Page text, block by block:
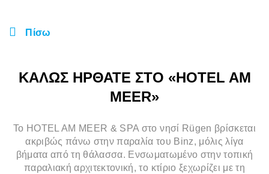
Πίσω
ΚΑΛΩΣ ΗΡΘΑΤΕ ΣΤΟ «HOTEL AM
MEER»
Το HOTEL AM MEER & SPA στο νησί Rügen βρίσκεται
ακριβώς πάνω στην παραλία του Binz, μόλις λίγα
βήματα από τη θάλασσα. Ενσωματωμένο στην τοπική
παραλιακή αρχιτεκτονική, το κτίριο ξεχωρίζει με τη